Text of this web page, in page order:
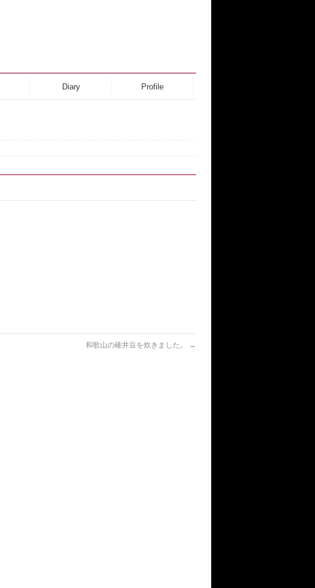
Diary Profile
和歌山の碓井豆を炊きました。 →